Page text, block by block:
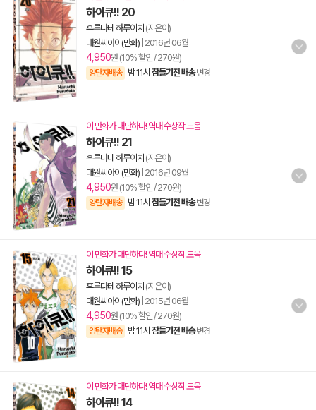
하이큐!! 20
후루다테 하루이치 (지은이)
대원씨아이(만화) 2016년 06월
4,950원 (10% 할인 / 270원)
양탄자배송 밤 11시 잠들기전 배송 변경
이 만화가 대단하다! 역대 수상작 모음
하이큐!! 21
후루다테 하루이치 (지은이)
대원씨아이(만화) 2016년 09월
4,950원 (10% 할인 / 270원)
양탄자배송 밤 11시 잠들기전 배송 변경
이 만화가 대단하다! 역대 수상작 모음
하이큐!! 15
후루다테 하루이치 (지은이)
대원씨아이(만화) 2015년 06월
4,950원 (10% 할인 / 270원)
양탄자배송 밤 11시 잠들기전 배송 변경
이 만화가 대단하다! 역대 수상작 모음
하이큐!! 14